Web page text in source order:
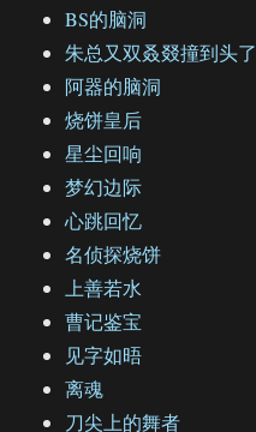
BS的脑洞
朱总又双叒叕撞到头了
阿器的脑洞
烧饼皇后
星尘回响
梦幻边际
心跳回忆
名侦探烧饼
上善若水
曹记鉴宝
见字如晤
离魂
刀尖上的舞者